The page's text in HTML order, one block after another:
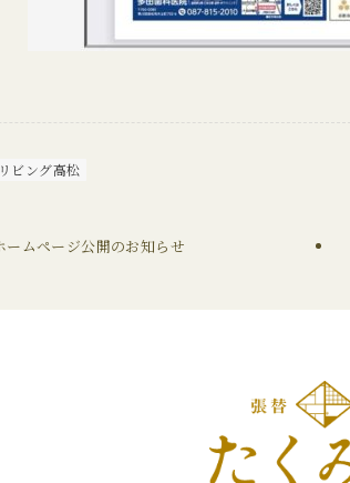
リビング高松
ムページ公開のお知らせ